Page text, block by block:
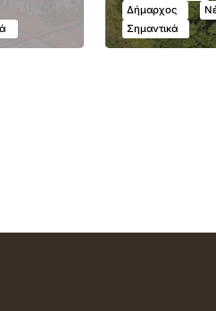
Δήμαρχος
Σημαντικά